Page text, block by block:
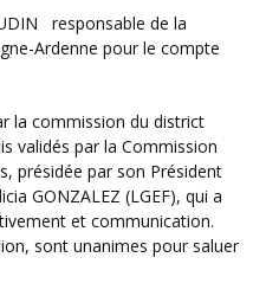
responsable de la
Ardenne pour le compte
validés par la Commission
présidée par son Président
GONZALEZ (LGEF), qui a
et communication.
sont unanimes pour saluer